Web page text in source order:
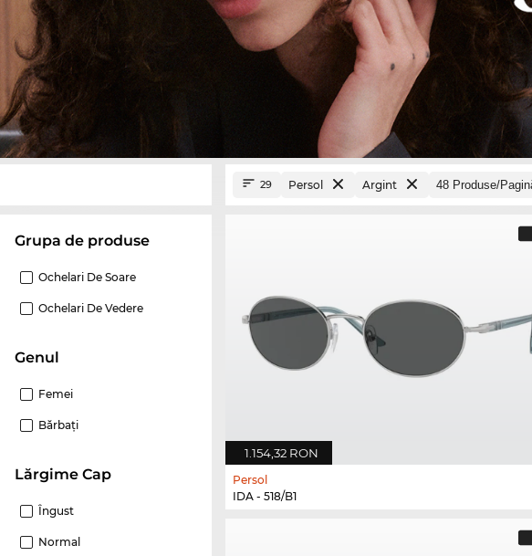
Grupa de produse
Ochelari De Soare
Ochelari De Vedere
Genul
Femei
Bărbaţi
Lărgime Cap
Îngust
Normal
29 Persol Argint
1.154,32 RON
Persol
IDA - 518/B1